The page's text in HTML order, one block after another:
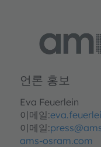
언론 홍보
Eva Feuerlein
이메일:
이메일:
ams-osram.com